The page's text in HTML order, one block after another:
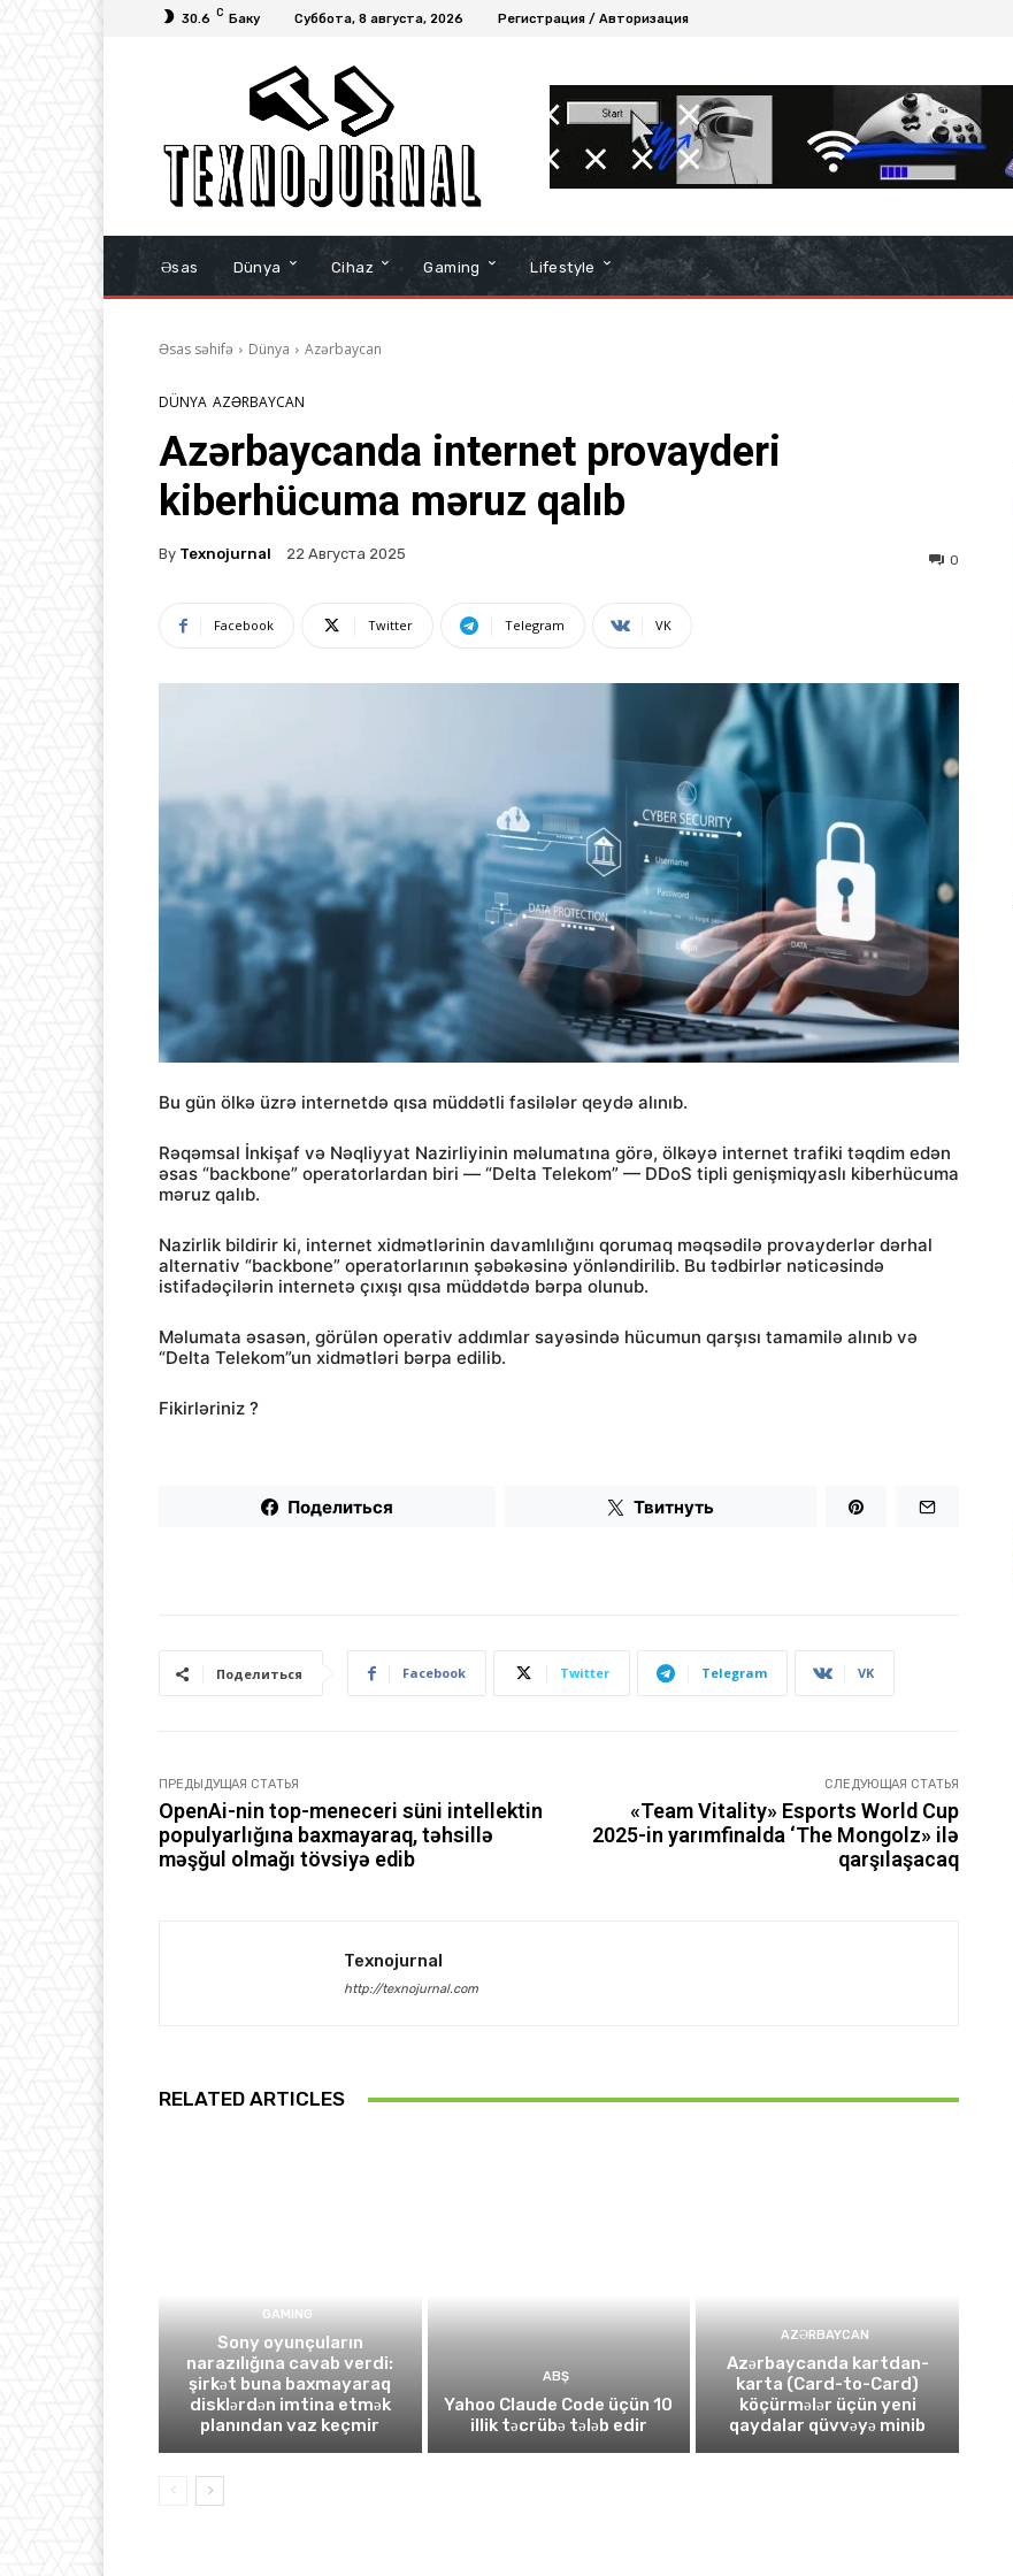
30.6 C Баку Суббота, 8 августа, 2026 Регистрация / Авторизация
Əsas Dünya Cihaz Gaming Lifestyle
Əsas səhifə Dünya Azərbaycan
DÜNYA AZƏRBAYCAN
Azərbaycanda internet provayderi
kiberhücuma məruz qalıb
By Texnojurnal 22 Августа 2025 0
Facebook Twitter Telegram VK
Bu gün ölkə üzrə internetdə qısa müddətli fasilələr qeydə alınıb.
Rəqəmsal İnkişaf və Nəqliyyat Nazirliyinin məlumatına görə, ölkəyə internet trafiki təqdim edən
əsas “backbone” operatorlardan biri — “Delta Telekom” — DDoS tipli genişmiqyaslı kiberhücuma
məruz qalıb.
Nazirlik bildirir ki, internet xidmətlərinin davamlılığını qorumaq məqsədilə provayderlər dərhal
alternativ “backbone” operatorlarının şəbəkəsinə yönləndirilib. Bu tədbirlər nəticəsində
istifadəçilərin internetə çıxışı qısa müddətdə bərpa olunub.
Məlumata əsasən, görülən operativ addımlar sayəsində hücumun qarşısı tamamilə alınıb və
“Delta Telekom”un xidmətləri bərpa edilib.
Fikirləriniz ?
Поделиться Твитнуть
Поделиться Facebook Twitter Telegram VK
ПРЕДЫДУЩАЯ СТАТЬЯ
OpenAi-nin top-meneceri süni intellektin
populyarlığına baxmayaraq, təhsillə
məşğul olmağı tövsiyə edib
СЛЕДУЮЩАЯ СТАТЬЯ
«Team Vitality» Esports World Cup
2025-in yarımfinalda ‘The Mongolz» ilə
qarşılaşacaq
Texnojurnal
http://texnojurnal.com
RELATED ARTICLES
GAMING
Sony oyunçuların
narazılığına cavab verdi:
şirkət buna baxmayaraq
disklərdən imtina etmək
planından vaz keçmir
ABŞ
Yahoo Claude Code üçün 10
illik təcrübə tələb edir
AZƏRBAYCAN
Azərbaycanda kartdan-
karta (Card-to-Card)
köçürmələr üçün yeni
qaydalar qüvvəyə minib